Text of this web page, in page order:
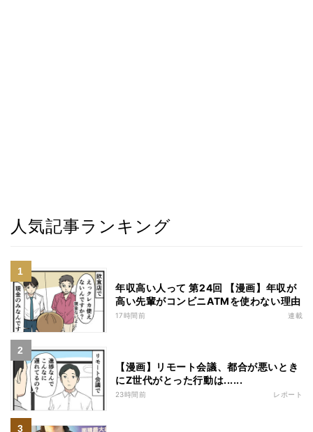
人気記事ランキング
年収高い人って 第24回 【漫画】年収が
高い先輩がコンビニATMを使わない理由
17時間前 連載
【漫画】リモート会議、都合が悪いとき
にZ世代がとった行動は......
23時間前 レポート